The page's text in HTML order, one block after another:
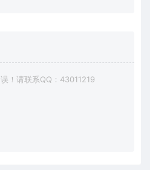
！请联系QQ：43011219